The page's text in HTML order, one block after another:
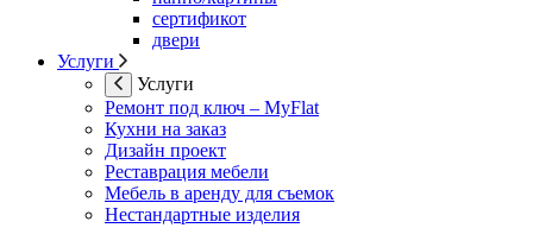
сертификот
двери
Услуги
Услуги
Ремонт под ключ – MyFlat
Кухни на заказ
Дизайн проект
Реставрация мебели
Мебель в аренду для съемок
Нестандартные изделия